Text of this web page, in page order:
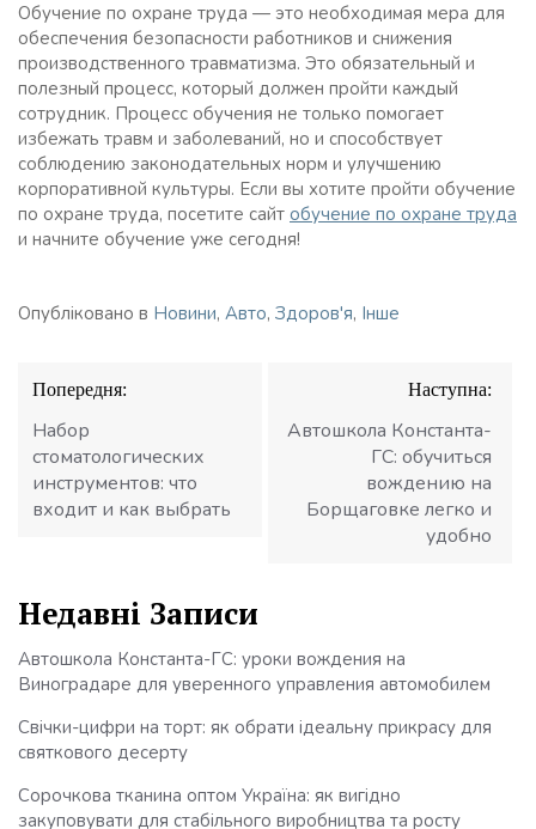
Обучение по охране труда — это необходимая мера для
обеспечения безопасности работников и снижения
производственного травматизма. Это обязательный и
полезный процесс, который должен пройти каждый
сотрудник. Процесс обучения не только помогает
избежать травм и заболеваний, но и способствует
соблюдению законодательных норм и улучшению
корпоративной культуры. Если вы хотите пройти обучение
по охране труда, посетите сайт обучение по охране труда
и начните обучение уже сегодня!
Опубліковано в Новини, Авто, Здоров'я, Інше
Навігація
записів
Попередня:
Набор
стоматологических
инструментов: что
входит и как выбрать
Наступна:
Автошкола Константа-
ГС: обучиться
вождению на
Борщаговке легко и
удобно
Недавні Записи
Автошкола Константа-ГС: уроки вождения на
Виноградаре для уверенного управления автомобилем
Свічки-цифри на торт: як обрати ідеальну прикрасу для
святкового десерту
Сорочкова тканина оптом Україна: як вигідно
закуповувати для стабільного виробництва та росту